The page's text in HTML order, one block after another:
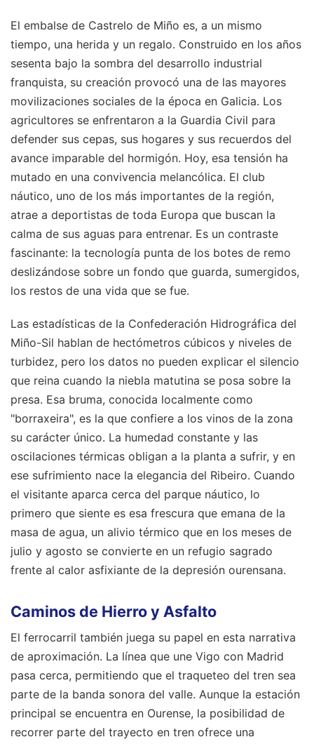
El embalse de Castrelo de Miño es, a un mismo
tiempo, una herida y un regalo. Construido en los años
sesenta bajo la sombra del desarrollo industrial
franquista, su creación provocó una de las mayores
movilizaciones sociales de la época en Galicia. Los
agricultores se enfrentaron a la Guardia Civil para
defender sus cepas, sus hogares y sus recuerdos del
avance imparable del hormigón. Hoy, esa tensión ha
mutado en una convivencia melancólica. El club
náutico, uno de los más importantes de la región,
atrae a deportistas de toda Europa que buscan la
calma de sus aguas para entrenar. Es un contraste
fascinante: la tecnología punta de los botes de remo
deslizándose sobre un fondo que guarda, sumergidos,
los restos de una vida que se fue.
Las estadísticas de la Confederación Hidrográfica del
Miño-Sil hablan de hectómetros cúbicos y niveles de
turbidez, pero los datos no pueden explicar el silencio
que reina cuando la niebla matutina se posa sobre la
presa. Esa bruma, conocida localmente como
"borraxeira", es la que confiere a los vinos de la zona
su carácter único. La humedad constante y las
oscilaciones térmicas obligan a la planta a sufrir, y en
ese sufrimiento nace la elegancia del Ribeiro. Cuando
el visitante aparca cerca del parque náutico, lo
primero que siente es esa frescura que emana de la
masa de agua, un alivio térmico que en los meses de
julio y agosto se convierte en un refugio sagrado
frente al calor asfixiante de la depresión ourensana.
Caminos de Hierro y Asfalto
El ferrocarril también juega su papel en esta narrativa
de aproximación. La línea que une Vigo con Madrid
pasa cerca, permitiendo que el traqueteo del tren sea
parte de la banda sonora del valle. Aunque la estación
principal se encuentra en Ourense, la posibilidad de
recorrer parte del trayecto en tren ofrece una